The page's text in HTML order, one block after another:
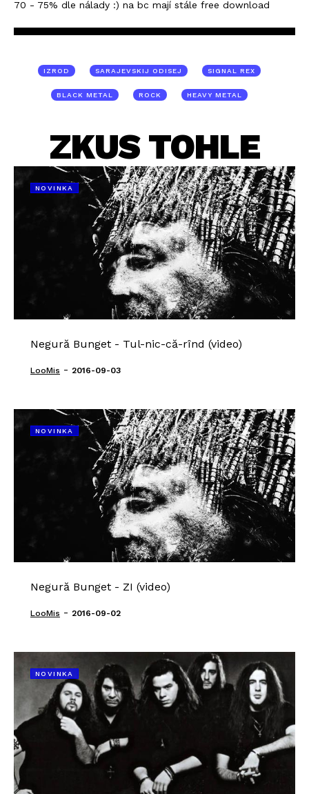
70 - 75% dle nálady :) na bc mají stále free download
IZROD SARAJEVSKIJ ODISEJ SIGNAL REX
BLACK METAL ROCK HEAVY METAL
ZKUS TOHLE
NOVINKA
Negură Bunget - Tul-nic-că-rînd (video)
LooMis - 2016-09-03
NOVINKA
Negură Bunget - ZI (video)
LooMis - 2016-09-02
NOVINKA